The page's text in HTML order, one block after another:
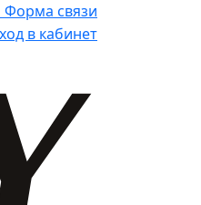
Форма связи
в кабинет